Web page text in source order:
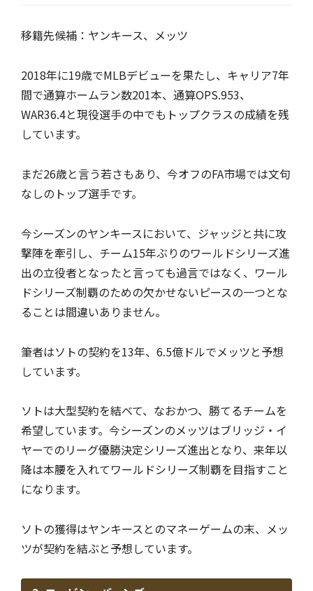
移籍先候補：ヤンキース、メッツ
2018年に19歳でMLBデビューを果たし、キャリア7年
間で通算ホームラン数201本、通算OPS.953、
WAR36.4と現役選手の中でもトップクラスの成績を残
しています。
まだ26歳と言う若さもあり、今オフのFA市場では文句
なしのトップ選手です。
今シーズンのヤンキースにおいて、ジャッジと共に攻
撃陣を牽引し、チーム15年ぶりのワールドシリーズ進
出の立役者となったと言っても過言ではなく、ワール
ドシリーズ制覇のための欠かせないピースの一つとな
ることは間違いありません。
筆者はソトの契約を13年、6.5億ドルでメッツと予想
しています。
ソトは大型契約を結べて、なおかつ、勝てるチームを
希望しています。今シーズンのメッツはブリッジ・イ
ヤーでのリーグ優勝決定シリーズ進出となり、来年以
降は本腰を入れてワールドシリーズ制覇を目指すこと
になります。
ソトの獲得はヤンキースとのマネーゲームの末、メッ
ツが契約を結ぶと予想しています。